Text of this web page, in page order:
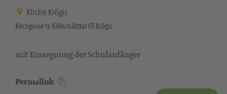
Kirche Krögis
Kirchgasse 13 Käbschütztal OT Krögis
mit Einsegnung der Schulanfänger
Permalink